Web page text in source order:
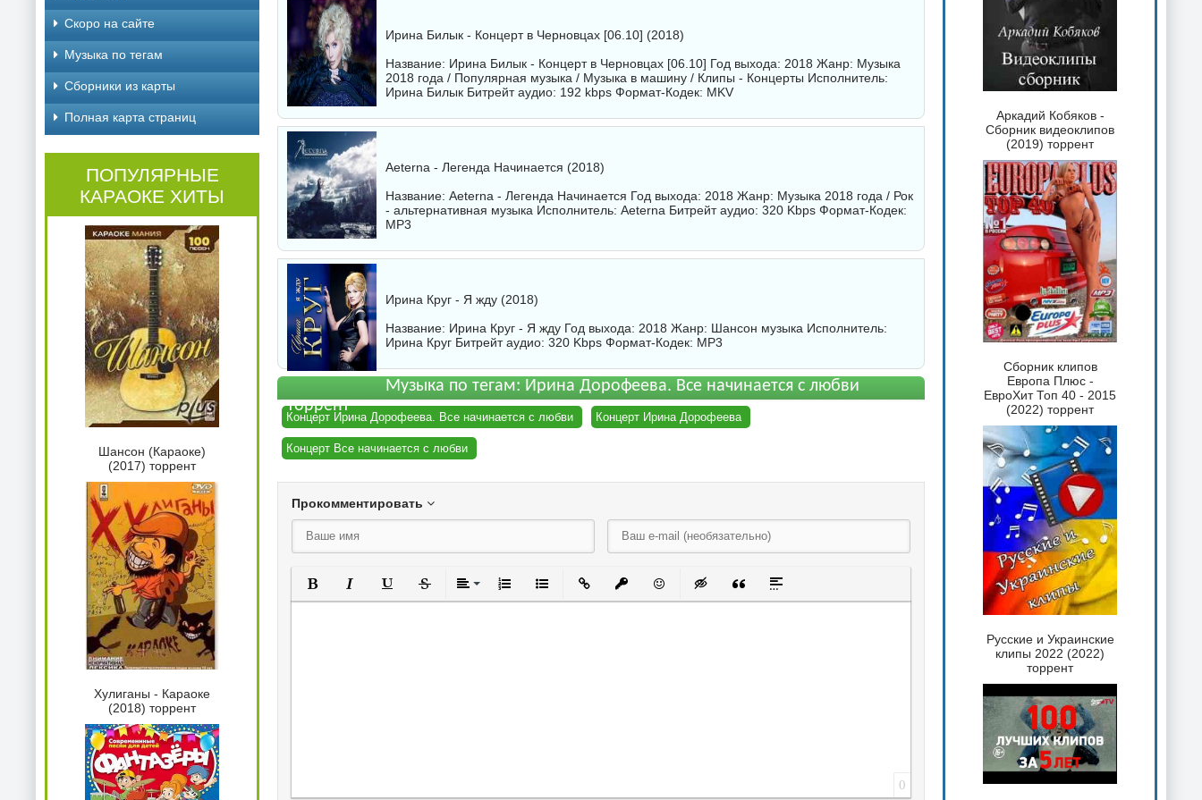
Ирина Билык - Концерт в Черновцах [06.10] (2018)
Название: Ирина Билык - Концерт в Черновцах [06.10] Год выхода: 2018 Жанр: Музыка
2018 года / Популярная музыка / Музыка в машину / Клипы - Концерты Исполнитель:
Ирина Билык Битрейт аудио: 192 kbps Формат-Кодек: MKV
Aeterna - Легенда Начинается (2018)
Название: Aeterna - Легенда Начинается Год выхода: 2018 Жанр: Музыка 2018 года / Рок
- альтернативная музыка Исполнитель: Aeterna Битрейт аудио: 320 Kbps Формат-Кодек:
MP3
Ирина Круг - Я жду (2018)
Название: Ирина Круг - Я жду Год выхода: 2018 Жанр: Шансон музыка Исполнитель:
Ирина Круг Битрейт аудио: 320 Kbps Формат-Кодек: MP3
Музыка по тегам: Ирина Дорофеева. Все начинается с любви
торрент
Концерт Ирина Дорофеева. Все начинается с любви Концерт Ирина Дорофеева
Концерт Все начинается с любви
Прокомментировать
Полужирный
КурсивПодчеркнутый
ЗачеркнутыйВыравнивание
Нумерованный список
Маркированный список
Вставить ссылку
Вставить защищенную ссылку
Вставить смайлик
Вставка скрытого текста
Вставка цитаты
Вставка спойлера
0
Скоро на сайте
Музыка по тегам
Cборники из карты
Полная карта страниц
ПОПУЛЯРНЫЕ
КАРАОКЕ ХИТЫ
Шансон (Караоке)
(2017) торрент
Хулиганы - Караоке
(2018) торрент
Аркадий Кобяков -
Сборник видеоклипов
(2019) торрент
Сборник клипов
Европа Плюс -
ЕвроХит Топ 40 - 2015
(2022) торрент
Русские и Украинские
клипы 2022 (2022)
торрент